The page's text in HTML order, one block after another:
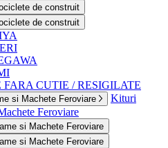
de construit
de construit
CUTIE / RESIGILATE
si Machete Feroviare
Kituri
Feroviare
si Machete Feroviare
si Machete Feroviare